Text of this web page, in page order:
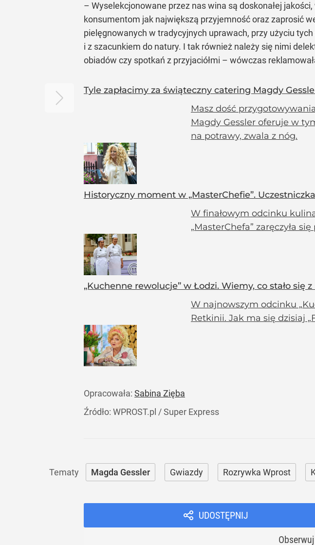
– Wyselekcjonowane przez nas wina są doskonałej
konsumentom jak największą przyjemność oraz zaprosić
pielęgnowanych w tradycyjnych uprawach, przy użyciu
i z szacunkiem do natury. I tak również należy się nimi
obiadów czy spotkań z przyjaciółmi – wówczas
Tyle zapłacimy za świąteczny catering Magdy
Masz dość
Magdy Gessler oferuje w
na potrawy, zwala z nóg.
Historyczny moment w „MasterChefie”.
W finałowym odcinku
„MasterChefa” zaręczyła
„Kuchenne rewolucje” w Łodzi. Wiemy, co stało się
W najnowszym odcinku
Retkinii. Jak ma się dzisiaj
Opracowała: Sabina Zięba
Źródło: WPROST.pl /Super Express
Magda Gessler Gwiazdy Rozrywka Wprost
UDOSTĘPNIJ